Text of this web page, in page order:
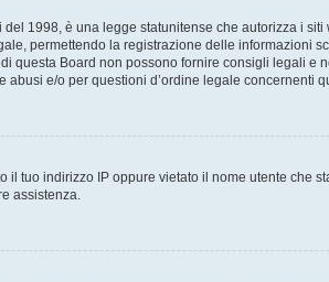
1998, è una legge statunitense che autorizza i
permettendo la registrazione delle informazioni
questa Board non possono fornire consigli legali
e/o per questioni d’ordine legale concernenti
il tuo indirizzo IP oppure vietato il nome utente
assistenza.